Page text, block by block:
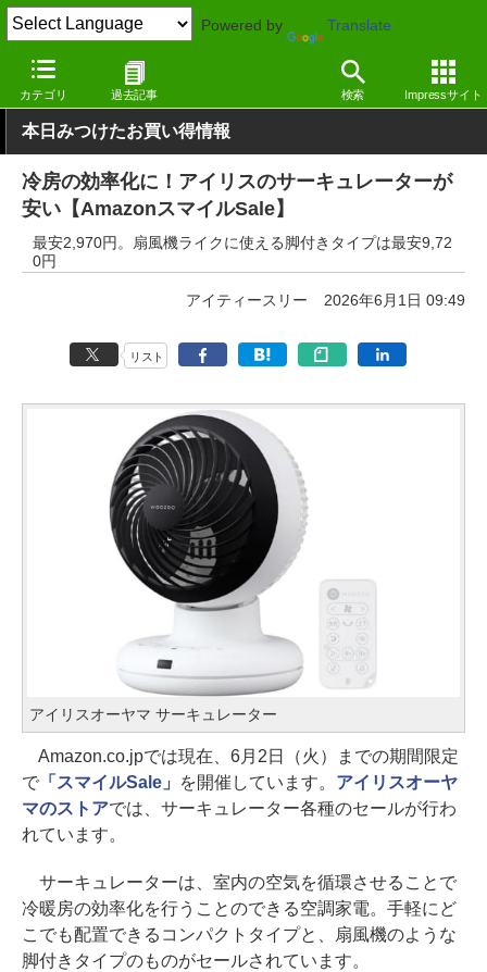
Powered by Translate
カテゴリ 過去記事 検索 Impressサイト
窓の杜 セール
本日みつけたお買い得情報
冷房の効率化に！アイリスのサーキュレーターが
安い【AmazonスマイルSale】
最安2,970円。扇風機ライクに使える脚付きタイプは最安9,72
0円
アイティースリー 2026年6月1日 09:49
リスト
アイリスオーヤマ サーキュレーター
Amazon.co.jpでは現在、6月2日（火）までの期間限定
で 「スマイルSale」 を開催しています。 アイリスオーヤ
マのストアでは、サーキュレーター各種のセールが行わ
れています。
サーキュレーターは、室内の空気を循環させることで
冷暖房の効率化を行うことのできる空調家電。手軽にど
こでも配置できるコンパクトタイプと、扇風機のような
脚付きタイプのものがセールされています。